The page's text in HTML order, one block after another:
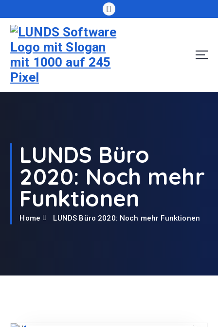
k
n
LUNDS Büro
2020: Noch mehr
Funktionen
Home LUNDS Büro 2020: Noch mehr Funktionen